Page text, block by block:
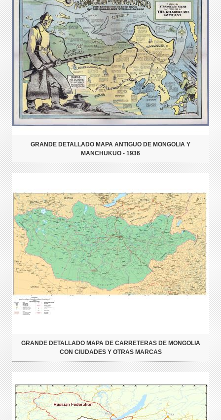
GRANDE DETALLADO MAPA ANTIGUO DE MONGOLIA Y
MANCHUKUO - 1936
GRANDE DETALLADO MAPA DE CARRETERAS DE MONGOLIA
CON CIUDADES Y OTRAS MARCAS